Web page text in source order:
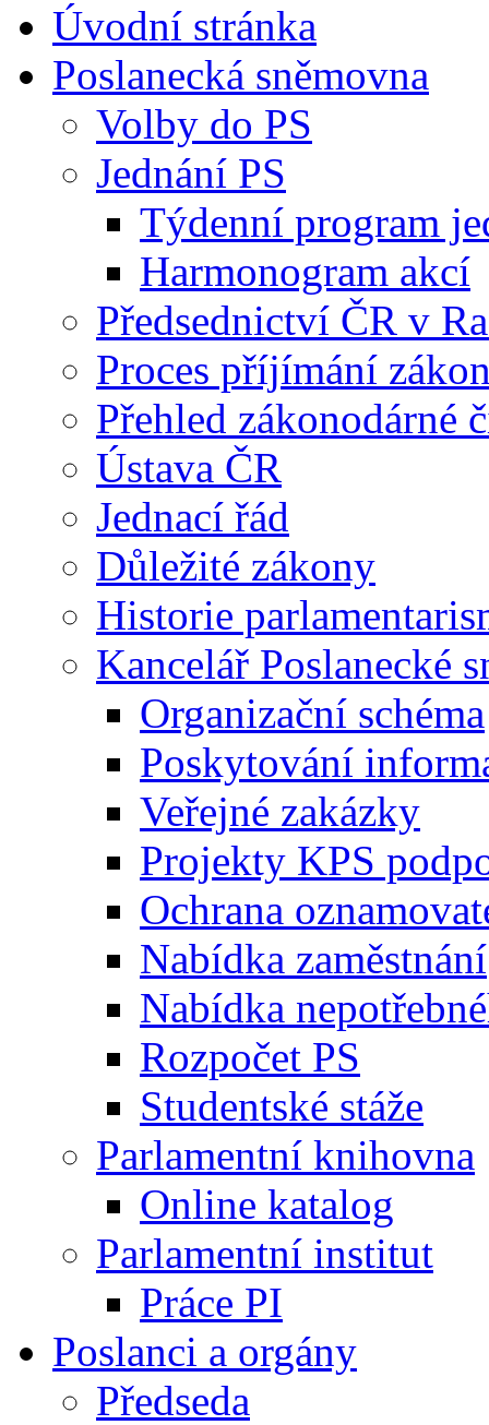
Úvodní stránka
Poslanecká sněmovna
Volby do PS
Jednání PS
Týdenní program
Harmonogram akcí
Předsednictví ČR v
Proces příjímání
Přehled zákonodárné
Ústava ČR
Jednací řád
Důležité zákony
Historie
Kancelář Poslanecké
Organizační schéma
Poskytování
Veřejné zakázky
Projekty KPS
Ochrana
Nabídka zaměstnání
Nabídka
Rozpočet PS
Studentské stáže
Parlamentní knihovna
Online katalog
Parlamentní institut
Práce PI
Poslanci a orgány
Předseda